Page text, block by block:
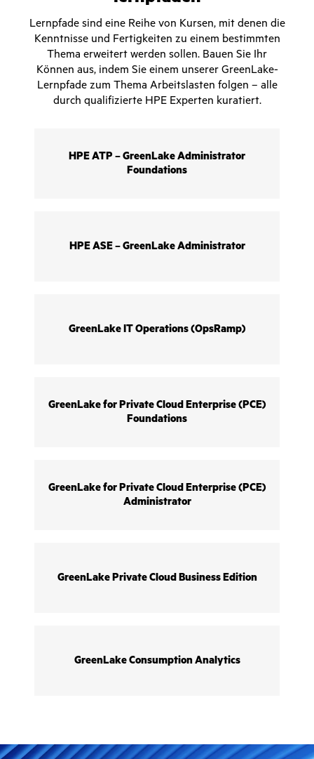
Lernpfade sind eine Reihe von Kursen, mit denen die
Kenntnisse und Fertigkeiten zu einem bestimmten
Thema erweitert werden sollen. Bauen Sie Ihr
Können aus, indem Sie einem unserer GreenLake-
Lernpfade zum Thema Arbeitslasten folgen – alle
durch qualifizierte HPE Experten kuratiert.
HPE ATP – GreenLake Administrator
Foundations
HPE ASE – GreenLake Administrator
GreenLake IT Operations (OpsRamp)
GreenLake for Private Cloud Enterprise (PCE)
Foundations
GreenLake for Private Cloud Enterprise (PCE)
Administrator
GreenLake Private Cloud Business Edition
GreenLake Consumption Analytics